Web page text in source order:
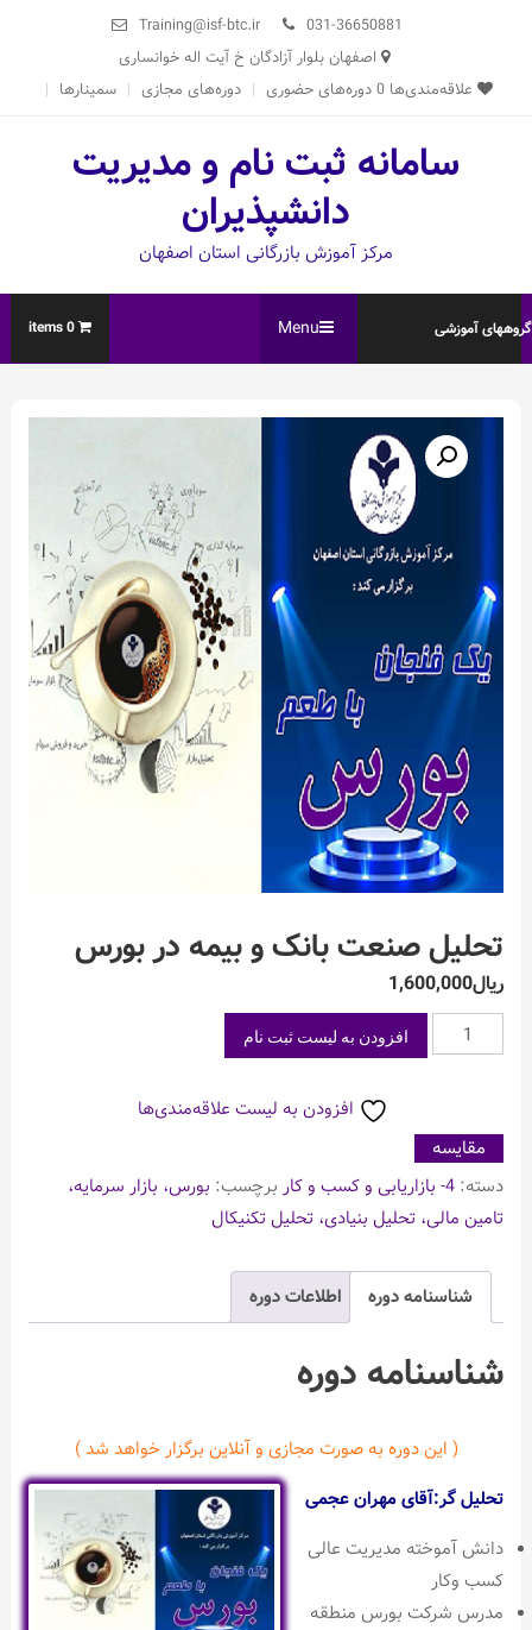
content
031-36650881
Training@isf-btc.ir
اصفهان بلوار آزادگان خ آیت اله خوانساری
علاقه‌مندی‌ها 0دوره‌های حضوری دوره‌های مجازی سمینارها
سامانه ثبت نام و مدیریت
دانشپذیران
مرکز آموزش بازرگانی استان اصفهان
گروههای آموزشی Menu
0 items
تحلیل صنعت بانک و بیمه در بورس
ریال1,600,000
تحلیل
صنعت
بیمه
در
بورس
افزودن به لیست ثبت نام
افزودن به لیست علاقه‌مندی‌ها
مقایسه
دسته: 4- بازاریابی و کسب و کار برچسب: بورس، بازار سرمایه،
تامین مالی، تحلیل بنیادی، تحلیل تکنیکال
شناسنامه دوره اطلاعات دوره
شناسنامه دوره
( این دوره به صورت مجازی و آنلاین برگزار خواهد شد )
تحلیل گر:آقای مهران عجمی
دانش آموخته مدیریت عالی
کسب وکار
مدرس شرکت بورس منطقه